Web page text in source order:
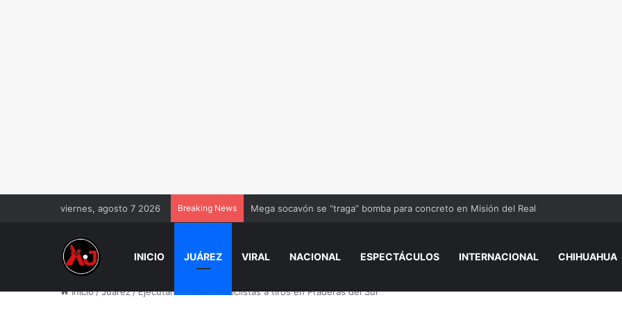
viernes, agosto 7 2026 Breaking News Mega socavón se “traga” bomba para concreto en Misión del Real
INICIO JUÁREZ VIRAL NACIONAL ESPECTÁCULOS INTERNACIONAL CHIHUAHUA
Inicio/Juárez/Ejecutan a dos motociclistas a tiros en Praderas del Sur